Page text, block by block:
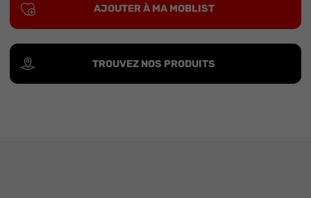
AJOUTER À MA MOBLIST
TROUVEZ NOS PRODUITS